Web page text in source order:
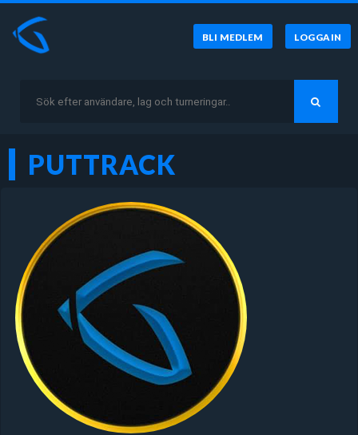
BLI MEDLEM LOGGA IN
PUTTRACK